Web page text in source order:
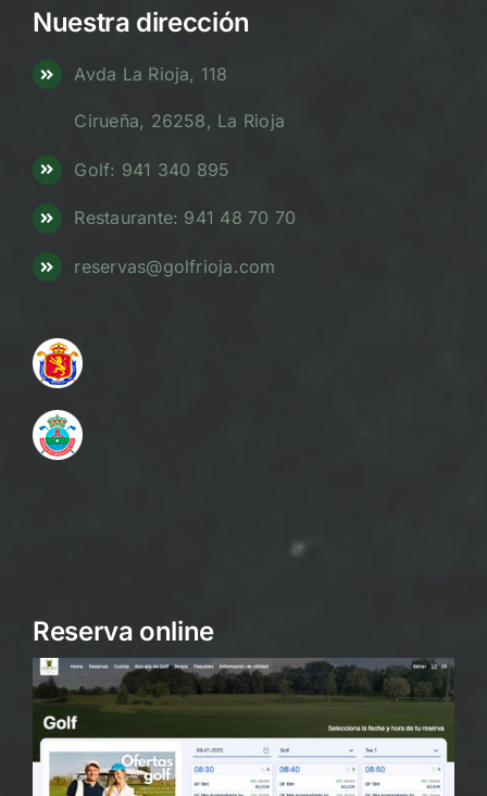
Nuestra dirección
Avda La Rioja, 118
Cirueña, 26258, La Rioja
Golf: 941 340 895
Restaurante: 941 48 70 70
reservas@golfrioja.com
Reserva online